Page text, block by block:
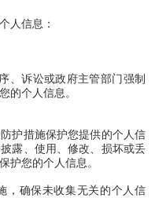
人信息：
、诉讼或政府主管部门强制
的个人信息。
护措施保护您提供的个人信
露、使用、修改、损坏或丢
护您的个人信息。
，确保未收集无关的个人信